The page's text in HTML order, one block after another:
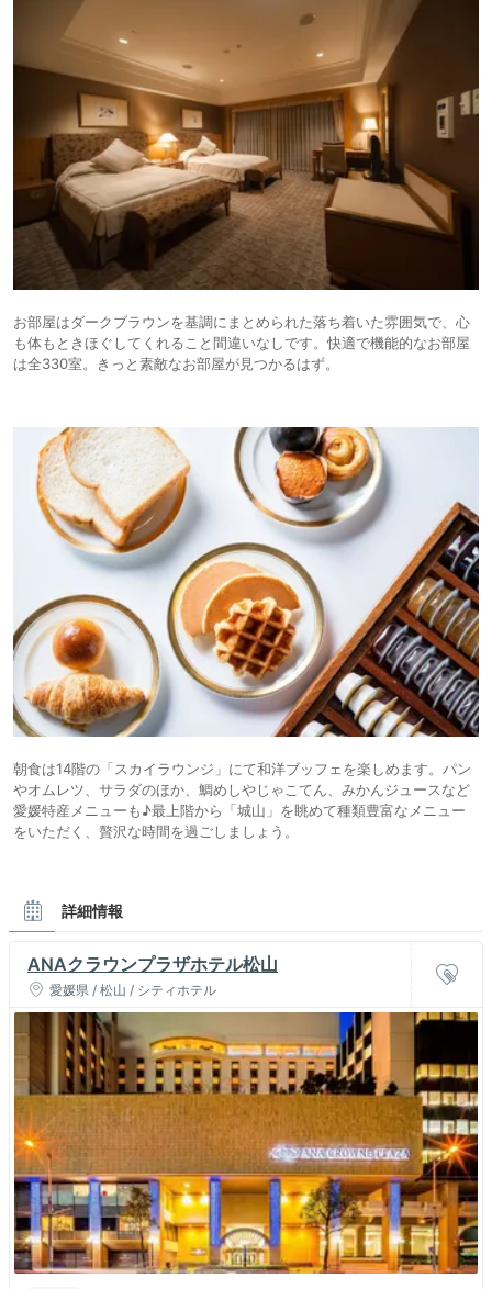
お部屋はダークブラウンを基調にまとめられた落ち着いた雰囲気で、心
も体もときほぐしてくれること間違いなしです。快適で機能的なお部屋
は全330室。きっと素敵なお部屋が見つかるはず。
朝食は14階の「スカイラウンジ」にて和洋ブッフェを楽しめます。パン
やオムレツ、サラダのほか、鯛めしやじゃこてん、みかんジュースなど
愛媛特産メニューも♪最上階から「城山」を眺めて種類豊富なメニュー
をいただく、贅沢な時間を過ごしましょう。
詳細情報
ANAクラウンプラザホテル松山
愛媛県 / 松山 / シティホテル